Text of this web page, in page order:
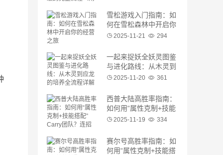
雪松游戏入门指南：如
何在雪松森林中开启你
的经营之旅
2025-11-21 294
一起来捉妖全妖灵图鉴
与进化路线：从木灵到
应龙的培养全流程详解
2025-11-20 361
西普大陆高胜率指南：
如何用“属性克制+技能
搭配”Carry团队？连招
2025-11-19 334
赛尔号高胜率指南：如
何用“属性克制+技能搭